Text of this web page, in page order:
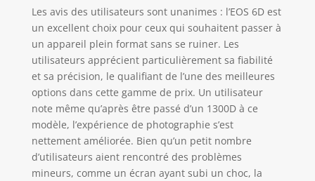
Les avis des utilisateurs sont unanimes : l’EOS 6D est
un excellent choix pour ceux qui souhaitent passer à
un appareil plein format sans se ruiner. Les
utilisateurs apprécient particulièrement sa fiabilité
et sa précision, le qualifiant de l’une des meilleures
options dans cette gamme de prix. Un utilisateur
note même qu’après être passé d’un 1300D à ce
modèle, l’expérience de photographie s’est
nettement améliorée. Bien qu’un petit nombre
d’utilisateurs aient rencontré des problèmes
mineurs, comme un écran ayant subi un choc, la